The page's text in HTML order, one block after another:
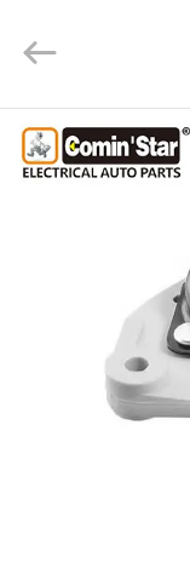
ΣΠΊΤΙ
ΕΜΦΆΝΙΣΗ
Co.,
Reserved.